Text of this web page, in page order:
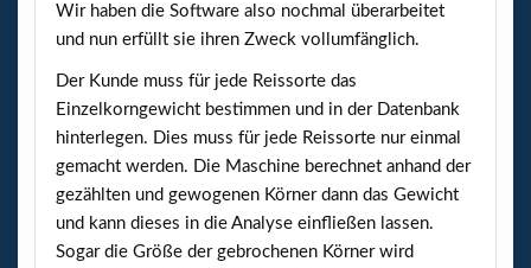
Wir haben die Software also nochmal überarbeitet
und nun erfüllt sie ihren Zweck vollumfänglich.
Der Kunde muss für jede Reissorte das
Einzelkorngewicht bestimmen und in der Datenbank
hinterlegen. Dies muss für jede Reissorte nur einmal
gemacht werden. Die Maschine berechnet anhand der
gezählten und gewogenen Körner dann das Gewicht
und kann dieses in die Analyse einfließen lassen.
Sogar die Größe der gebrochenen Körner wird